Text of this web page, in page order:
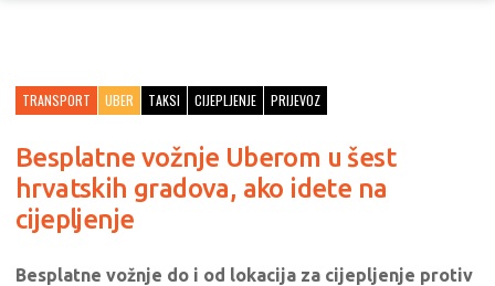
TRANSPORT UBER TAKSI CIJEPLJENJE PRIJEVOZ
Besplatne vožnje Uberom u šest
hrvatskih gradova, ako idete na
cijepljenje
Besplatne vožnje do i od lokacija za cijepljenje protiv